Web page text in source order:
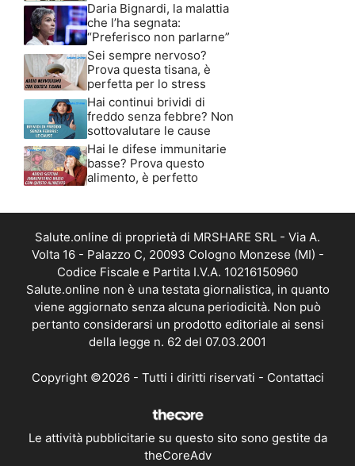
Daria Bignardi, la malattia
che l’ha segnata:
“Preferisco non parlarne”
Sei sempre nervoso?
Prova questa tisana, è
perfetta per lo stress
Hai continui brividi di
freddo senza febbre? Non
sottovalutare le cause
Hai le difese immunitarie
basse? Prova questo
alimento, è perfetto
Salute.online di proprietà di MRSHARE SRL - Via A.
Volta 16 - Palazzo C, 20093 Cologno Monzese (MI) -
Codice Fiscale e Partita I.V.A. 10216150960
Salute.online non è una testata giornalistica, in quanto
viene aggiornato senza alcuna periodicità. Non può
pertanto considerarsi un prodotto editoriale ai sensi
della legge n. 62 del 07.03.2001
Copyright ©2026 - Tutti i diritti riservati - Contattaci
Le attività pubblicitarie su questo sito sono gestite da
theCoreAdv